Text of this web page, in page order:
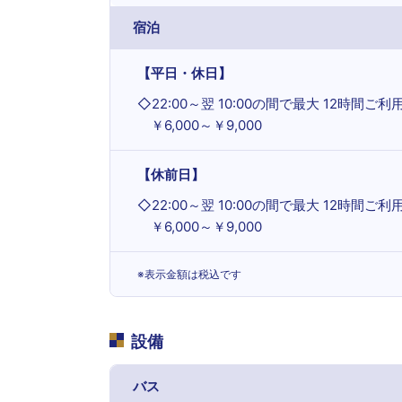
宿泊
【平日・休日】
◇22:00～翌 10:00の間で最大 12時間ご利
￥6,000～￥9,000
【休前日】
◇22:00～翌 10:00の間で最大 12時間ご利
￥6,000～￥9,000
※表示金額は税込です
設備
バス